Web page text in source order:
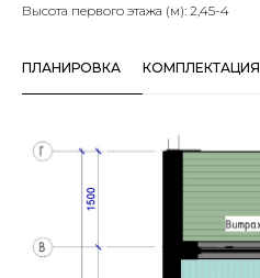
Высота первого этажа (м): 2,45-4
ПЛАНИРОВКА КОМПЛЕКТАЦИЯ